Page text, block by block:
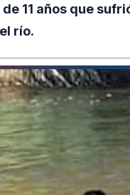
11 años que
río.